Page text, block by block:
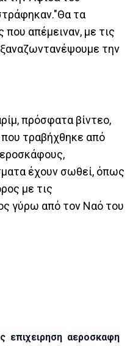
τα
που απέμειναν, με τις
την
πρόσφατα βίντεο,
τραβήχθηκε από
έχουν σωθεί, όπως
με τις
γύρω από τον Ναό του
επιχειρηση αεροσκαφη